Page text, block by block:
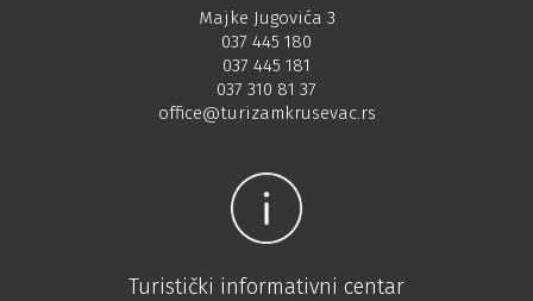
Majke Jugovića 3
037 445 180
037 445 181
037 310 81 37
office@turizamkrusevac.rs
Turistički informativni centar